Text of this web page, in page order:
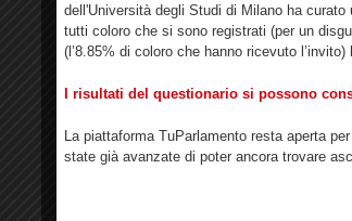
dell'Università degli Studi di Milano ha
tutti coloro che si sono registrati (per un
(l’8.85% di coloro che hanno ricevuto
I risultati del questionario si possono
La piattaforma TuParlamento resta aperta
state già avanzate di poter ancora trovare